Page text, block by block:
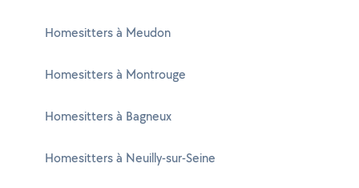
Homesitters à Meudon
Homesitters à Montrouge
Homesitters à Bagneux
Homesitters à Neuilly-sur-Seine